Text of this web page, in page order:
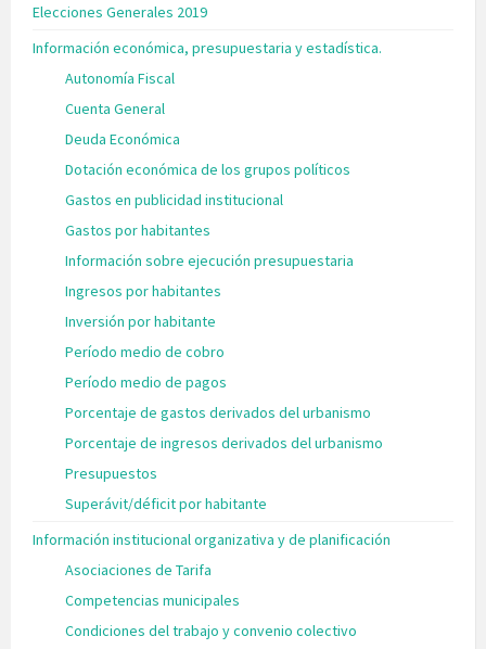
Elecciones Generales 2019
Información económica, presupuestaria y estadística.
Autonomía Fiscal
Cuenta General
Deuda Económica
Dotación económica de los grupos políticos
Gastos en publicidad institucional
Gastos por habitantes
Información sobre ejecución presupuestaria
Ingresos por habitantes
Inversión por habitante
Período medio de cobro
Período medio de pagos
Porcentaje de gastos derivados del urbanismo
Porcentaje de ingresos derivados del urbanismo
Presupuestos
Superávit/déficit por habitante
Información institucional organizativa y de planificación
Asociaciones de Tarifa
Competencias municipales
Condiciones del trabajo y convenio colectivo